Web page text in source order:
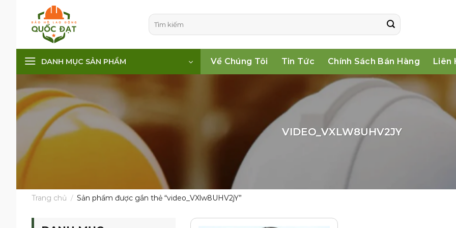
content
Tìm
kiếm:
DANH MỤC SẢN PHẨM Về Chúng Tôi Tin Tức Chính Sách Bán Hàng Liên
VIDEO_VXLW8UHV2JY
Trang chủ / Sản phẩm được gắn thẻ “video_VXlw8UHV2jY”